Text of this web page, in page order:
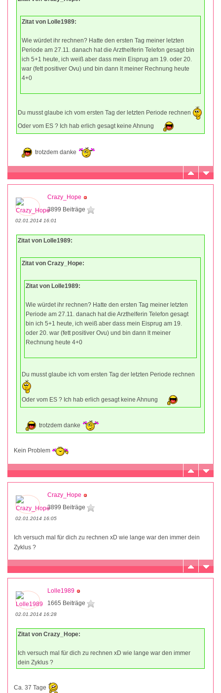
Zitat von Lolle1989:
Wie würdet ihr rechnen? Hatte den ersten Tag meiner letzten
Periode am 27.11. danach hat die Arzthelferin Telefon gesagt bin
ich 5+1 heute, ich weiß aber dass mein Eisprug am 19. oder 20.
war (fett positiver Ovu) und bin dann lt meiner Rechnung heute
4+0
Du musst glaube ich vom ersten Tag der letzten Periode rechnen
Oder vom ES ? Ich hab erlich gesagt keine Ahnung
trotzdem danke
Crazy_Hope
3899 Beiträge
02.01.2014 16:01
Zitat von Lolle1989:
Zitat von Crazy_Hope:
Zitat von Lolle1989:
Wie würdet ihr rechnen? Hatte den ersten Tag meiner letzten
Periode am 27.11. danach hat die Arzthelferin Telefon gesagt
bin ich 5+1 heute, ich weiß aber dass mein Eisprug am 19.
oder 20. war (fett positiver Ovu) und bin dann lt meiner
Rechnung heute 4+0
Du musst glaube ich vom ersten Tag der letzten Periode rechnen
Oder vom ES ? Ich hab erlich gesagt keine Ahnung
trotzdem danke
Kein Problem
Crazy_Hope
3899 Beiträge
02.01.2014 16:05
Ich versuch mal für dich zu rechnen xD wie lange war den immer dein
Zyklus ?
Lolle1989
1665 Beiträge
02.01.2014 16:28
Zitat von Crazy_Hope:
Ich versuch mal für dich zu rechnen xD wie lange war den immer
dein Zyklus ?
Ca. 37 Tage